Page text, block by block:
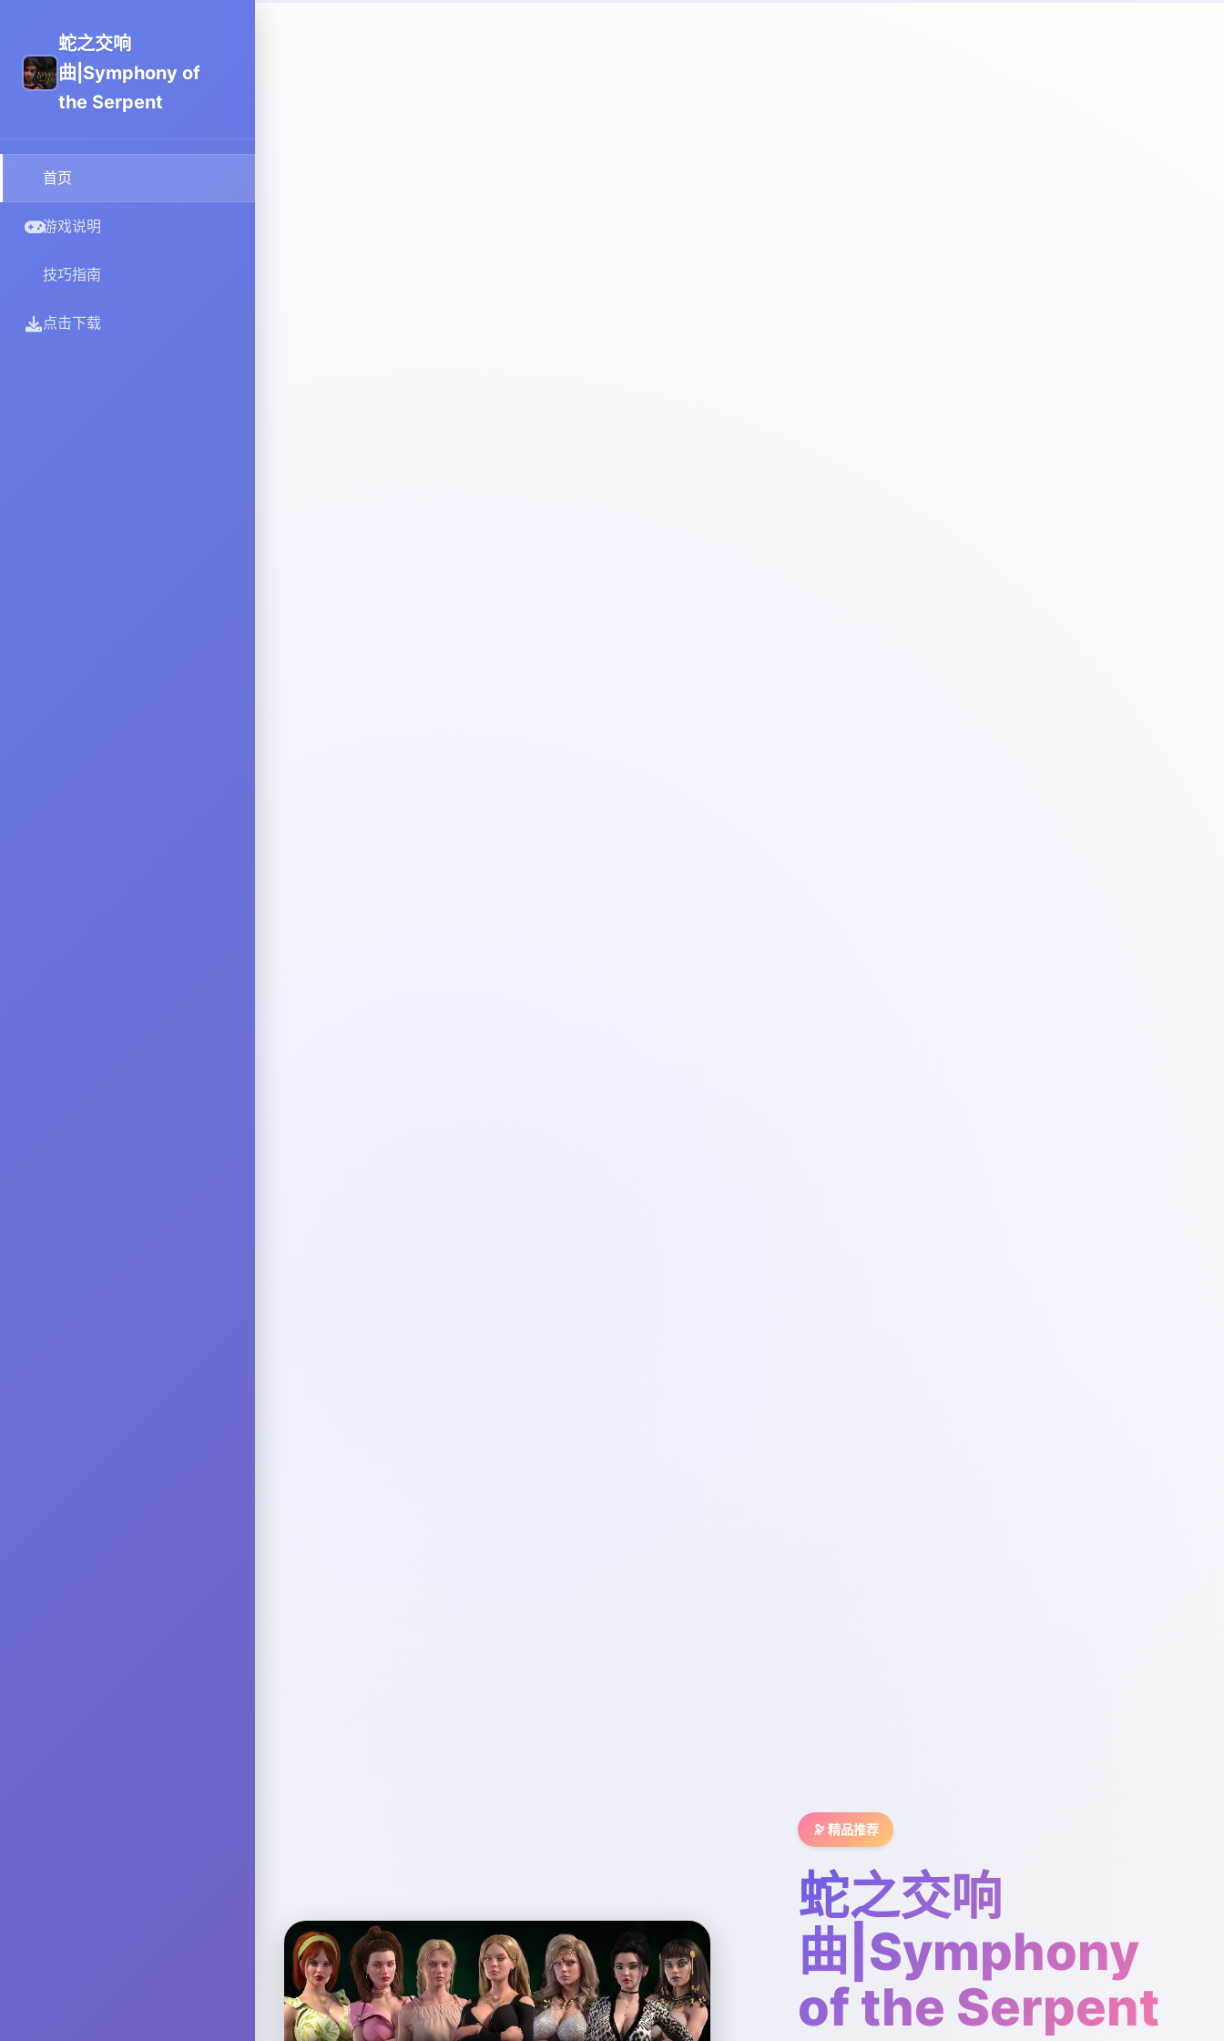
蛇之交响
曲|Symphony of
the Serpent
首页
游戏说明
技巧指南
点击下载
🔭 精品推荐
蛇之交响
曲|Symphony
of the Serpent